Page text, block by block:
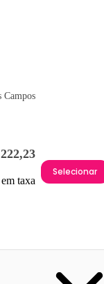
Campos
taxa
Selecionar